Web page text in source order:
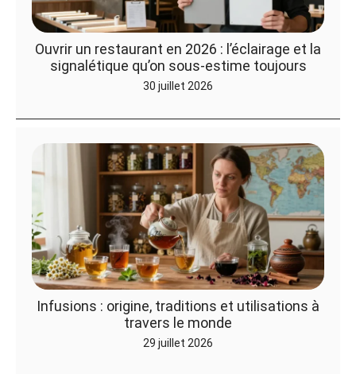
Ouvrir un restaurant en 2026 : l’éclairage et la
signalétique qu’on sous-estime toujours
30 juillet 2026
Infusions : origine, traditions et utilisations à
travers le monde
29 juillet 2026